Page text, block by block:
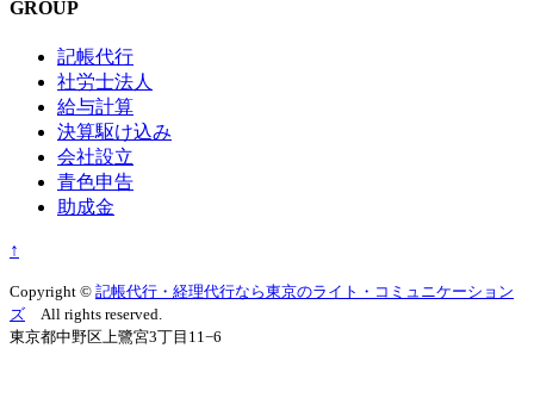
GROUP
記帳代行
社労士法人
給与計算
決算駆け込み
会社設立
青色申告
助成金
↑
Copyright © 記帳代行・経理代行なら東京のライト・コミュニケーション
ズ All rights reserved.
東京都中野区上鷺宮3丁目11−6